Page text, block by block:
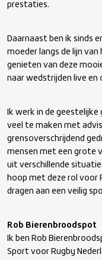
prestaties.
Daarnaast ben ik sinds
moeder langs de lijn
genieten van deze
naar wedstrijden live en
Ik werk in de
veel te maken met
grensoverschrijdend
mensen met een grote
uit verschillende
hoop met deze rol voor
dragen aan een veilig
Rob Bierenbroodspot
Ik ben Rob
Sport voor Rugby